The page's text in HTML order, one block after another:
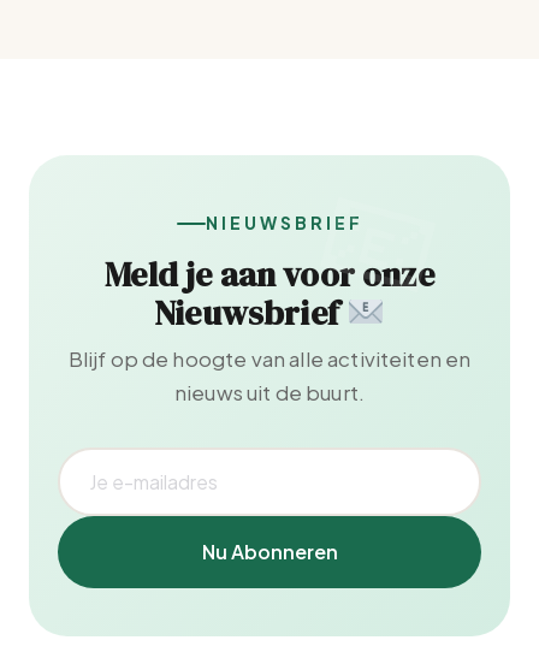
NIEUWSBRIEF
Meld je aan voor onze
Nieuwsbrief
Blijf op de hoogte van alle activiteiten en
nieuws uit de buurt.
Nu Abonneren